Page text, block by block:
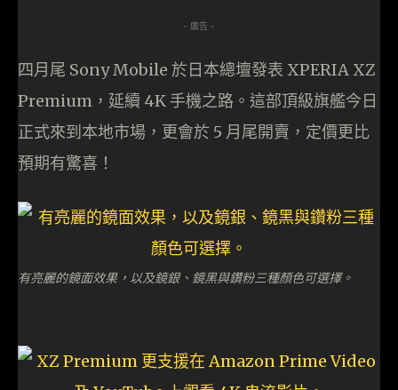
- 廣告 -
四月尾 Sony Mobile 於日本總壇發表 XPERIA XZ
Premium，延續 4K 手機之路。這部頂級旗艦今日
正式來到本地市場，更會於 5 月尾開賣，定價更比
預期有驚喜！
有亮麗的鏡面效果，以及鏡銀、鏡黑與鑽粉三種顏色可選擇。